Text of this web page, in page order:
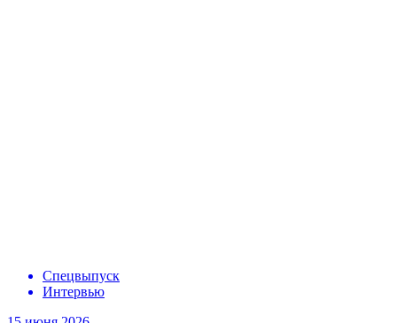
Спецвыпуск
Интервью